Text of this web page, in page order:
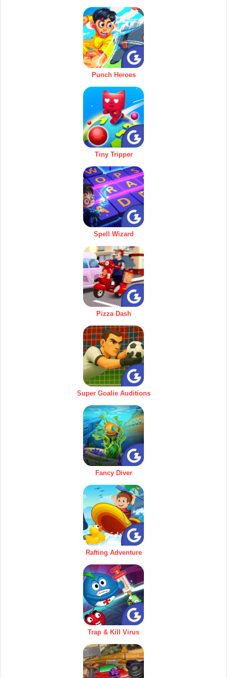
Punch Heroes
Tiny Tripper
Spell Wizard
Pizza Dash
Super Goalie Auditions
Fancy Diver
Rafting Adventure
Trap & Kill Virus